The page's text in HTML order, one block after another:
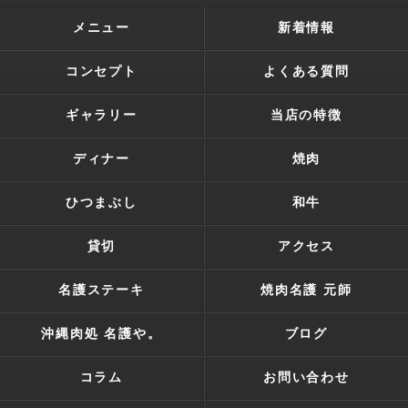
メニュー 新着情報
コンセプト よくある質問
ギャラリー 当店の特徴
ディナー 焼肉
ひつまぶし 和牛
貸切 アクセス
名護ステーキ 焼肉名護 元師
沖縄肉処 名護や。 ブログ
コラム お問い合わせ